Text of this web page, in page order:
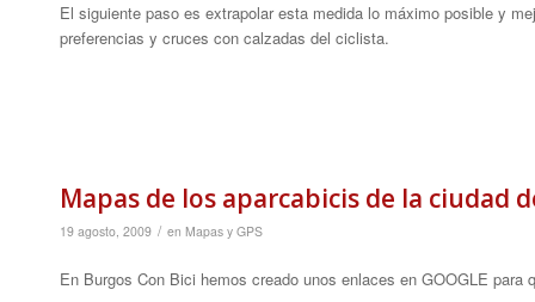
El siguiente paso es extrapolar esta medida lo máximo posible y
preferencias y cruces con calzadas del ciclista.
Mapas de los aparcabicis de la ciudad
19 agosto, 2009 / en Mapas y GPS
En Burgos Con Bici hemos creado unos enlaces en GOOGLE